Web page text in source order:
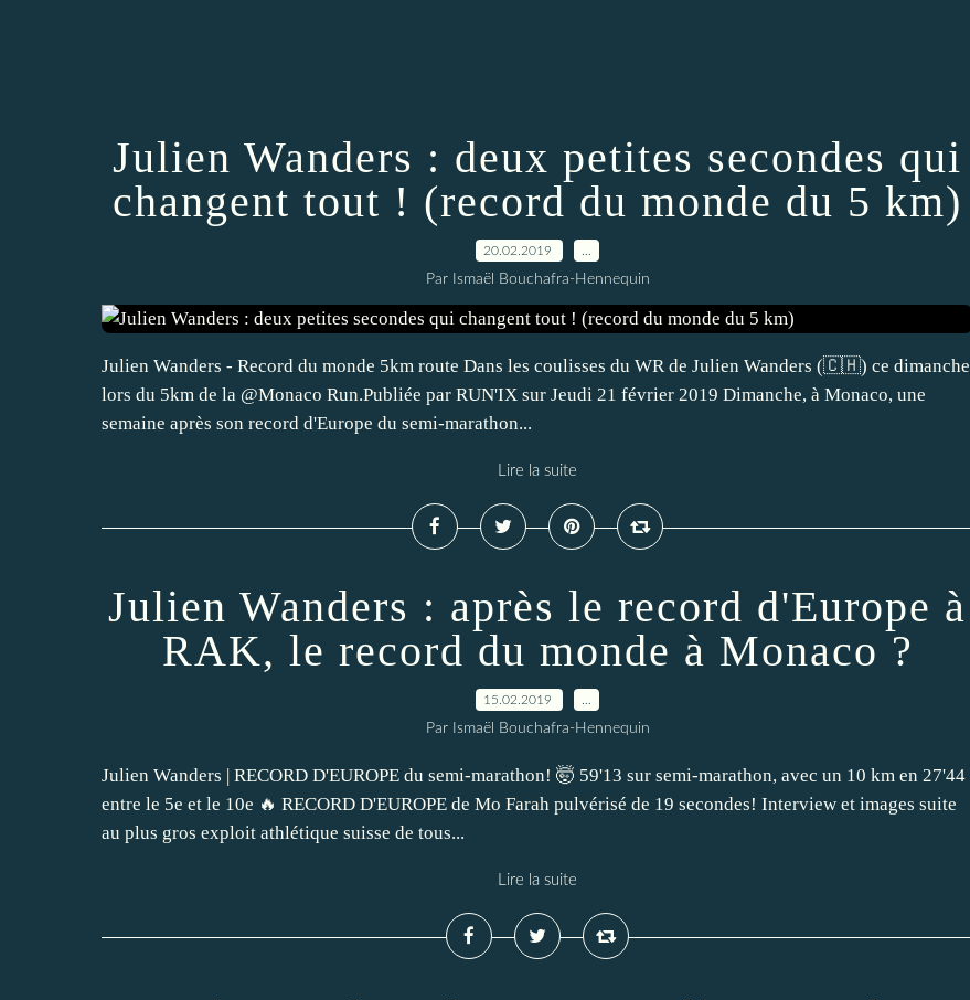
Julien Wanders : deux petites secondes qui
changent tout ! (record du monde du 5 km)
20.02.2019
Par Ismaël Bouchafra-Hennequin
Julien Wanders - Record du monde 5km route Dans les coulisses du WR de Julien Wanders (🇨🇭) ce dimanche
lors du 5km de la @Monaco Run.Publiée par RUN'IX sur Jeudi 21 février 2019 Dimanche, à Monaco, une
semaine après son record d'Europe du semi-marathon...
Lire la suite
Julien Wanders : après le record d'Europe à
RAK, le record du monde à Monaco ?
15.02.2019
Par Ismaël Bouchafra-Hennequin
Julien Wanders | RECORD D'EUROPE du semi-marathon! 🤯 59'13 sur semi-marathon, avec un 10 km en 27'44
entre le 5e et le 10e 🔥 RECORD D'EUROPE de Mo Farah pulvérisé de 19 secondes! Interview et images suite
au plus gros exploit athlétique suisse de tous...
Lire la suite